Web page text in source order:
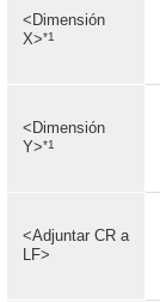
<Dimensión
X>*1
<Dimensión
Y>*1
<Adjuntar CR a
LF>